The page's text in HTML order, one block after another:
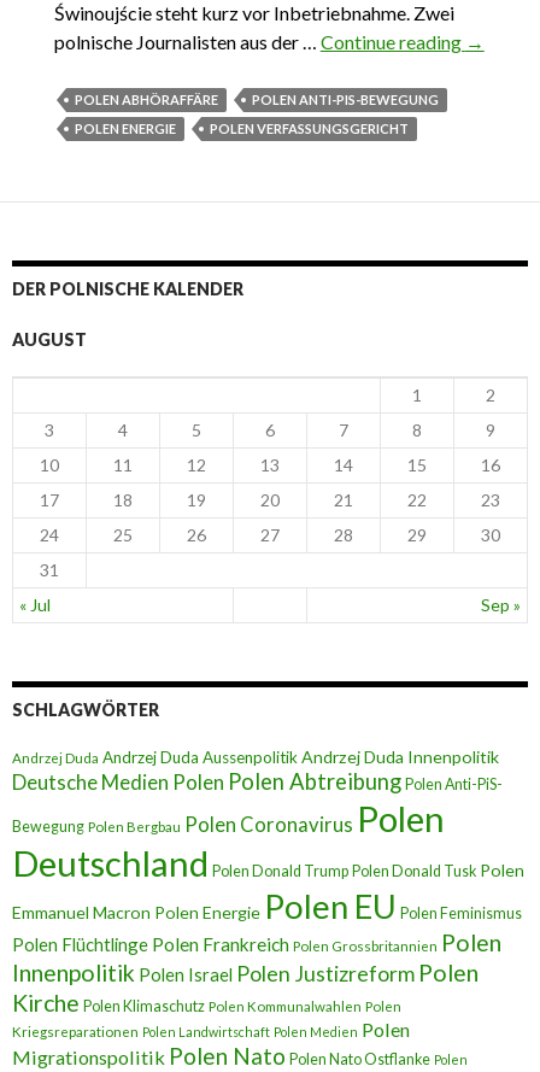
Świnoujście steht kurz vor Inbetriebnahme. Zwei
polnische Journalisten aus der … Continue reading Das
→
POLEN ABHÖRAFFÄRE
POLEN ANTI-PIS-BEWEGUNG
POLEN ENERGIE
POLEN VERFASSUNGSGERICHT
DER POLNISCHE KALENDER
AUGUST
« Jul Sep »
1
2
3
4 5 6 7 8
9
10
11 12 13 14 15
16
17
18 19 20 21 22
23
24
25 26 27 28 29
30
31
SCHLAGWÖRTER
Andrzej Duda Andrzej Duda AussenpolitikAndrzej Duda Innenpolitik
Deutsche Medien Polen Polen Abtreibung Polen Anti-PiS-
Bewegung Polen Bergbau Polen Coronavirus Polen
Deutschland Polen Donald Trump Polen Donald Tusk Polen
Emmanuel Macron Polen Energie Polen EU Polen Feminismus
Polen Flüchtlinge Polen Frankreich Polen Grossbritannien Polen
Innenpolitik Polen Israel Polen Justizreform Polen
Kirche Polen Klimaschutz Polen Kommunalwahlen Polen
Kriegsreparationen Polen Landwirtschaft Polen Medien Polen
Migrationspolitik Polen Nato Polen Nato Ostflanke Polen